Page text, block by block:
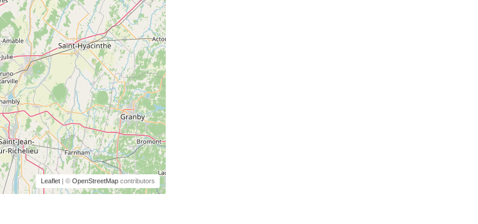
Leaflet| © OpenStreetMapcontributors